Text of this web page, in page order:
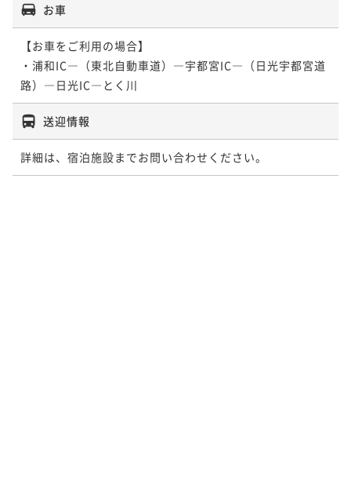
お車
【お車をご利用の場合】
・浦和IC―（東北自動車道）―宇都宮IC―（日光宇都宮道
路）―日光IC―とく川
送迎情報
詳細は、宿泊施設までお問い合わせください。